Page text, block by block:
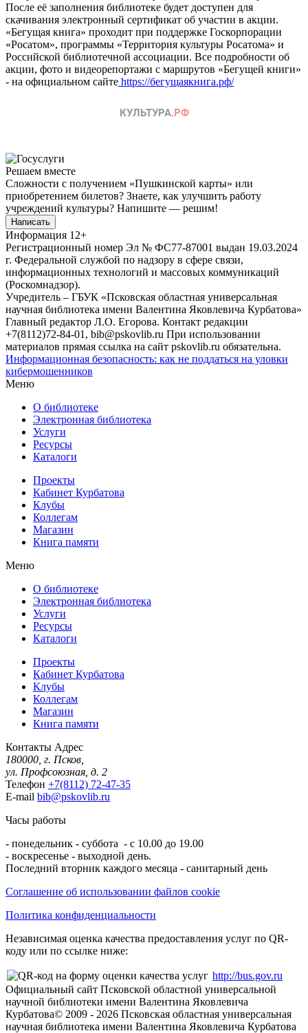
После её заполнения библиотеке будет доступен для
скачивания электронный сертификат об участии в акции.
«Бегущая книга» проходит при поддержке Госкорпорации
«Росатом», программы «Территория культуры Росатома» и
Российской библиотечной ассоциации. Все подробности об
акции, фото и видеорепортажи с маршрутов «Бегущей книги»
- на официальном сайте https://бегущаякнига.рф/
Решаем вместе
Сложности с получением «Пушкинской карты» или
приобретением билетов? Знаете, как улучшить работу
учреждений культуры? Напишите — решим!
Написать
Информация 12+
Регистрационный номер Эл № ФС77-87001 выдан 19.03.2024
г. Федеральной службой по надзору в сфере связи,
информационных технологий и массовых коммуникаций
(Роскомнадзор).
Учредитель – ГБУК «Псковская областная универсальная
научная библиотека имени Валентина Яковлевича Курбатова»
Главный редактор Л.О. Егорова. Контакт редакции
+7(8112)72-84-01, bib@pskovlib.ru При использовании
материалов прямая ссылка на сайт pskovlib.ru обязательна.
Информационная безопасность: как не поддаться на уловки
кибермошенников
Меню
О библиотеке
Электронная библиотека
Услуги
Ресурсы
Каталоги
Проекты
Кабинет Курбатова
Клубы
Коллегам
Магазин
Книга памяти
Меню
О библиотеке
Электронная библиотека
Услуги
Ресурсы
Каталоги
Проекты
Кабинет Курбатова
Клубы
Коллегам
Магазин
Книга памяти
Контакты Адрес
180000, г. Псков,
ул. Профсоюзная, д. 2
Телефон +7(8112) 72-47-35
E-mail bib@pskovlib.ru
Часы работы
- понедельник - суббота - с 10.00 до 19.00
- воскресенье - выходной день.
Последний вторник каждого месяца - санитарный день
Соглашение об использовании файлов cookie
Политика конфиденциальности
Независимая оценка качества предоставления услуг по QR-
коду или по ссылке ниже:
http://bus.gov.ru
Официальный сайт Псковской областной универсальной
научной библиотеки имени Валентина Яковлевича
Курбатова© 2009 - 2026 Псковская областная универсальная
научная библиотека имени Валентина Яковлевича Курбатова